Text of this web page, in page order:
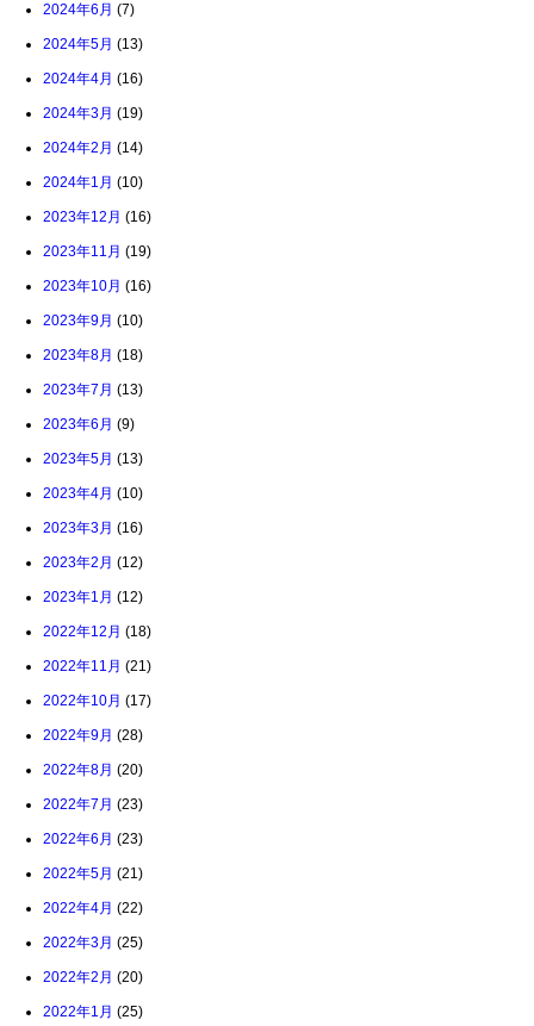
2024年6月 (7)
2024年5月 (13)
2024年4月 (16)
2024年3月 (19)
2024年2月 (14)
2024年1月 (10)
2023年12月 (16)
2023年11月 (19)
2023年10月 (16)
2023年9月 (10)
2023年8月 (18)
2023年7月 (13)
2023年6月 (9)
2023年5月 (13)
2023年4月 (10)
2023年3月 (16)
2023年2月 (12)
2023年1月 (12)
2022年12月 (18)
2022年11月 (21)
2022年10月 (17)
2022年9月 (28)
2022年8月 (20)
2022年7月 (23)
2022年6月 (23)
2022年5月 (21)
2022年4月 (22)
2022年3月 (25)
2022年2月 (20)
2022年1月 (25)